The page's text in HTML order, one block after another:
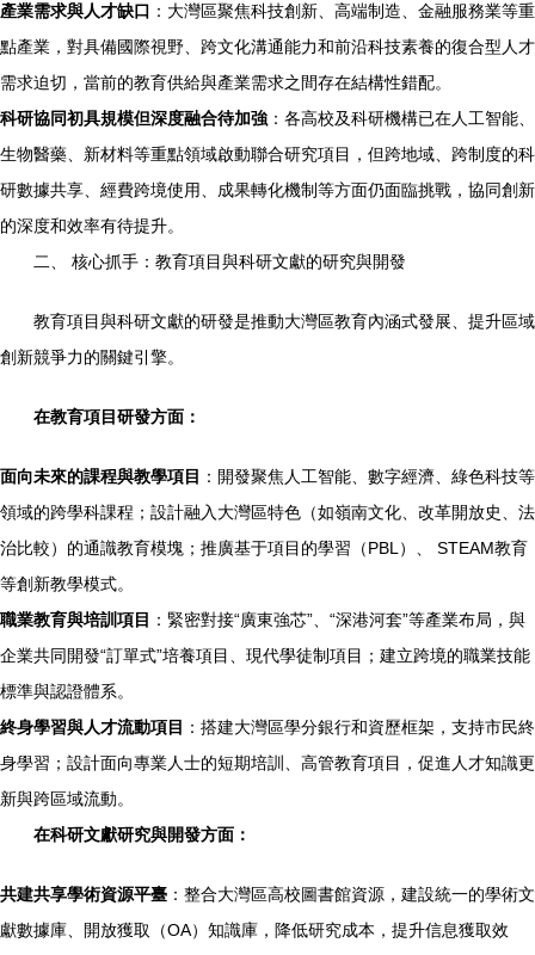
產業需求與人才缺口 ：大灣區聚焦科技創新、高端制造、金融服務業等重
點產業，對具備國際視野、跨文化溝通能力和前沿科技素養的復合型人才
需求迫切，當前的教育供給與產業需求之間存在結構性錯配。
科研協同初具規模但深度融合待加強 ：各高校及科研機構已在人工智能、
生物醫藥、新材料等重點領域啟動聯合研究項目，但跨地域、跨制度的科
研數據共享、經費跨境使用、成果轉化機制等方面仍面臨挑戰，協同創新
的深度和效率有待提升。
二、 核心抓手：教育項目與科研文獻的研究與開發
教育項目與科研文獻的研發是推動大灣區教育內涵式發展、提升區域
創新競爭力的關鍵引擎。
在教育項目研發方面：
面向未來的課程與教學項目 ：開發聚焦人工智能、數字經濟、綠色科技等
領域的跨學科課程；設計融入大灣區特色（如嶺南文化、改革開放史、法
治比較）的通識教育模塊；推廣基于項目的學習（PBL）、 STEAM教育
等創新教學模式。
職業教育與培訓項目 ：緊密對接“廣東強芯”、“深港河套”等產業布局，與
企業共同開發“訂單式”培養項目、現代學徒制項目；建立跨境的職業技能
標準與認證體系。
終身學習與人才流動項目 ：搭建大灣區學分銀行和資歷框架，支持市民終
身學習；設計面向專業人士的短期培訓、高管教育項目，促進人才知識更
新與跨區域流動。
在科研文獻研究與開發方面：
共建共享學術資源平臺 ：整合大灣區高校圖書館資源，建設統一的學術文
獻數據庫、開放獲取（OA）知識庫，降低研究成本，提升信息獲取效